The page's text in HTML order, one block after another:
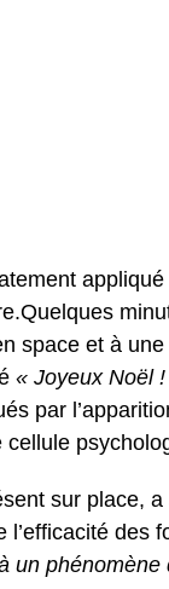
space et à
« Joyeux Noël
par
sur place, a
des
un